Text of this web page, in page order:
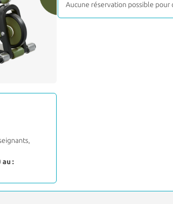
au :
Aucune réservation possible